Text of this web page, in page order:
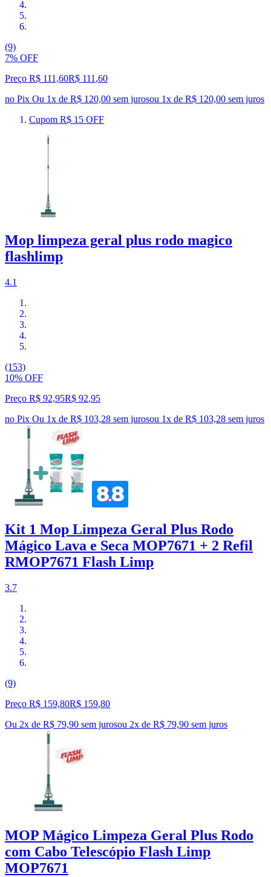
(9)
7% OFF
Preço R$ 111,60R$ 111 ,60
no Pix Ou 1x de R$ 120,00 sem jurosou 1x de R$ 120,00 sem juros
Cupom R$ 15 OFF
Mop limpeza geral plus rodo magico
flashlimp
4.1
(153)
10% OFF
Preço R$ 92,95R$ 92,95
no Pix Ou 1x de R$ 103,28 sem jurosou 1x de R$ 103,28 sem juros
Kit 1 Mop Limpeza Geral Plus Rodo
Mágico Lava e Seca MOP7671 + 2 Refil
RMOP7671 Flash Limp
3.7
(9)
Preço R$ 159,80R$ 159,80
Ou 2x de R$ 79,90 sem jurosou 2x de R$ 79,90 sem juros
MOP Mágico Limpeza Geral Plus Rodo
com Cabo Telescópio Flash Limp
MOP7671